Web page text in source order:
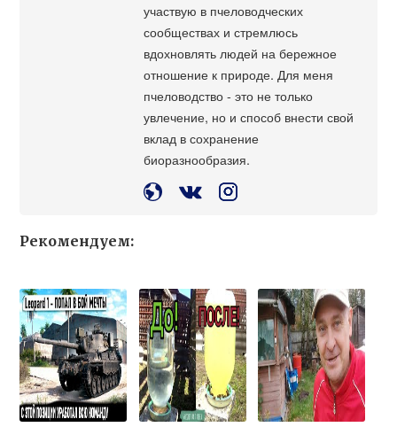
участвую в пчеловодческих
сообществах и стремлюсь
вдохновлять людей на бережное
отношение к природе. Для меня
пчеловодство - это не только
увлечение, но и способ внести свой
вклад в сохранение
биоразнообразия.
Рекомендуем: